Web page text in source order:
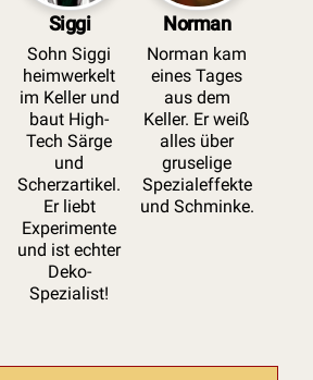
Siggi
Sohn Siggi
heimwerkelt
im Keller und
baut High-
Tech Särge
und
Scherzartikel.
Er liebt
Experimente
und ist echter
Deko-
Spezialist!
Norman
Norman kam
eines Tages
aus dem
Keller. Er weiß
alles über
gruselige
Spezialeffekte
und Schminke.